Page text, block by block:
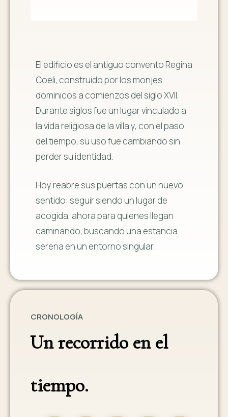
El edificio es el antiguo convento Regina
Coeli, construido por los monjes
dominicos a comienzos del siglo XVII.
Durante siglos fue un lugar vinculado a
la vida religiosa de la villa y, con el paso
del tiempo, su uso fue cambiando sin
perder su identidad.
Hoy reabre sus puertas con un nuevo
sentido: seguir siendo un lugar de
acogida, ahora para quienes llegan
caminando, buscando una estancia
serena en un entorno singular.
CRONOLOGÍA
Un recorrido en el
tiempo.